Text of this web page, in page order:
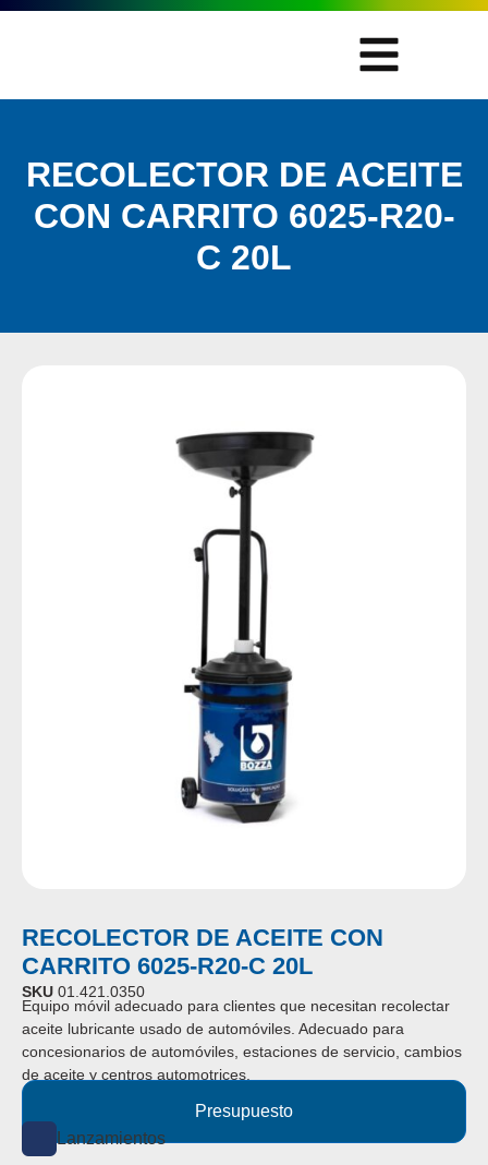
RECOLECTOR DE ACEITE
CON CARRITO 6025-R20-
C 20L
RECOLECTOR DE ACEITE CON
CARRITO 6025-R20-C 20L
SKU 01.421.0350
Equipo móvil adecuado para clientes que necesitan recolectar
aceite lubricante usado de automóviles. Adecuado para
concesionarios de automóviles, estaciones de servicio, cambios
de aceite y centros automotrices.
Presupuesto
Lanzamientos